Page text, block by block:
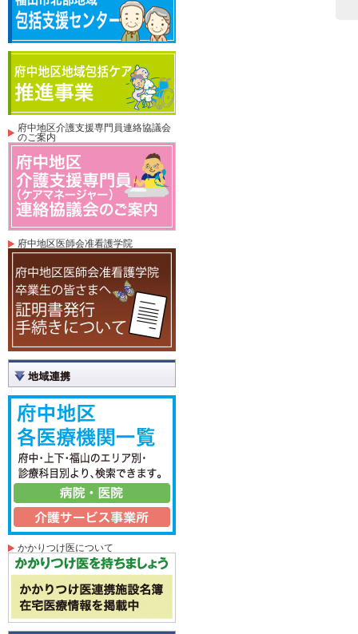
府中地区介護支援専門員連絡協議会
のご案内
府中地区医師会准看護学院
かかりつけ医について